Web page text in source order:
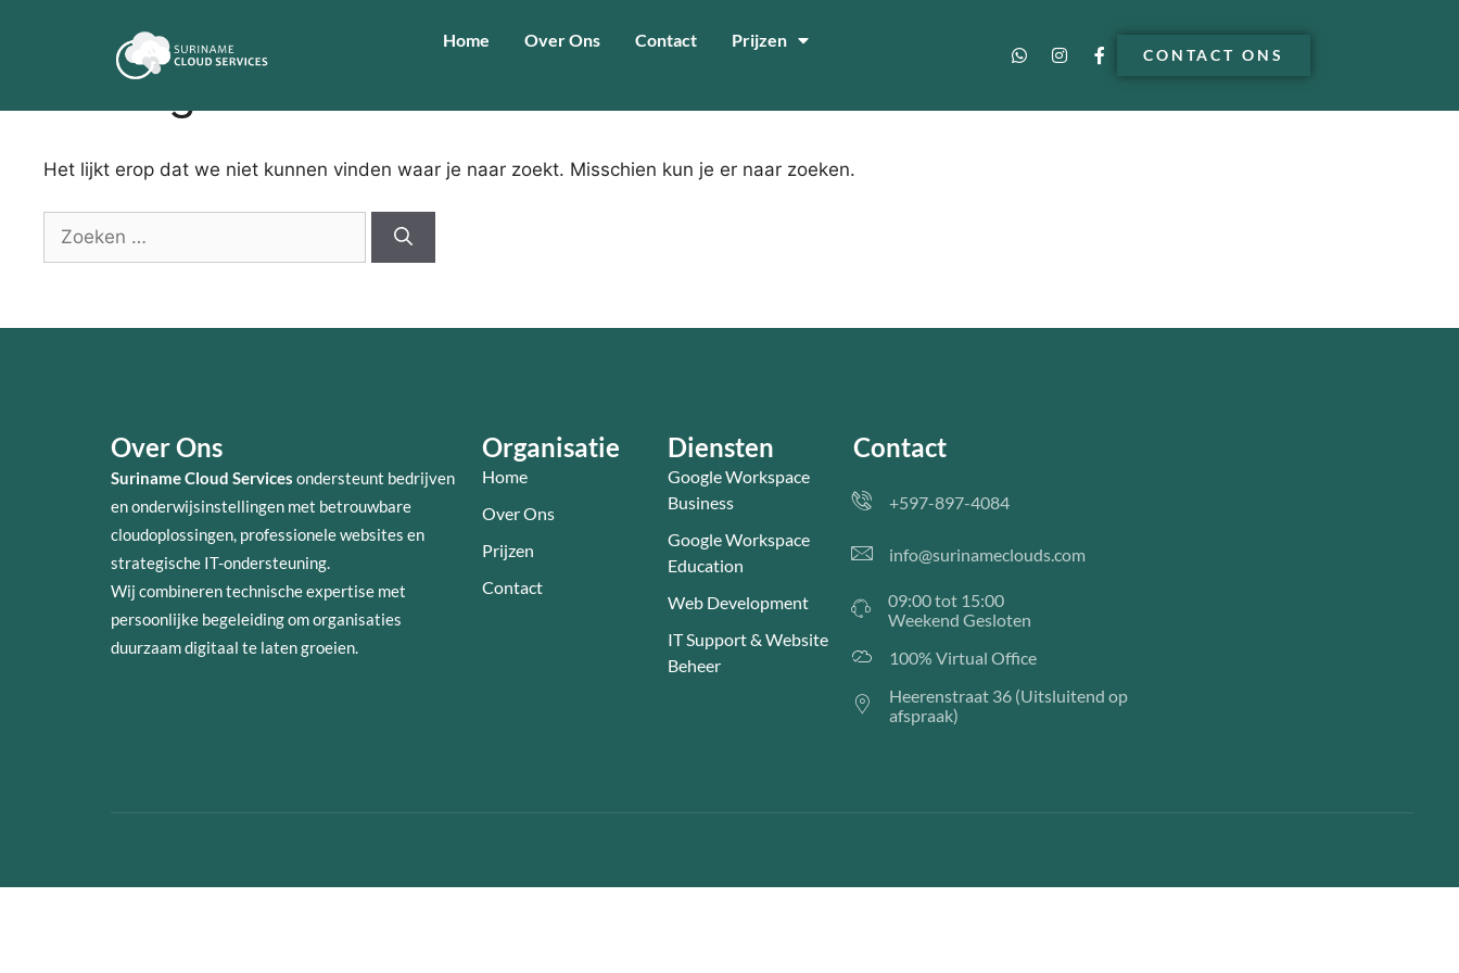
Home Over Ons Contact Prijzen
CONTACT ONS
Niets gevonden
Het lijkt erop dat we niet kunnen vinden waar je naar zoekt. Misschien kun je er naar zoeken.
Over Ons
Suriname Cloud Services ondersteunt bedrijven
en onderwijsinstellingen met betrouwbare
cloudoplossingen, professionele websites en
strategische IT-ondersteuning.
Wij combineren technische expertise met
persoonlijke begeleiding om organisaties
duurzaam digitaal te laten groeien.
Organisatie
Home
Over Ons
Prijzen
Contact
Diensten
Google Workspace
Business
Google Workspace
Education
Web Development
IT Support & Website
Beheer
Contact
+597-897-4084
info@surinameclouds.com
09:00 tot 15:00
Weekend Gesloten
100% Virtual Office
Heerenstraat 36 (Uitsluitend op
afspraak)